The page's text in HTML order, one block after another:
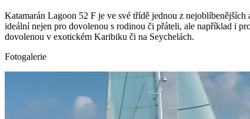
Katamarán Lagoon 52 F je ve své třídě jednou z
ideální nejen pro dovolenou s rodinou či přáteli, ale například i
dovolenou v exotickém Karibiku či na Seychelách.
Fotogalerie